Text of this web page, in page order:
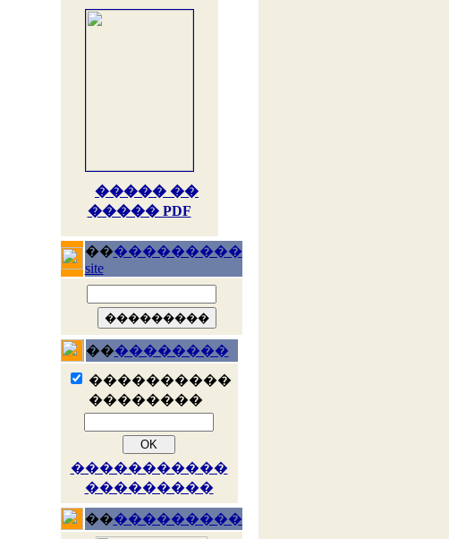
����� ��
����� PDF
�����������
site
����������
����������
��������
�����������
���������
�����������